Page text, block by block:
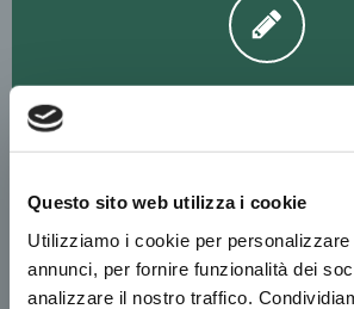
Questo sito web utilizza i cookie
Utilizziamo i cookie per
annunci, per fornire funzionalità dei
analizzare il nostro traffico.
Nome